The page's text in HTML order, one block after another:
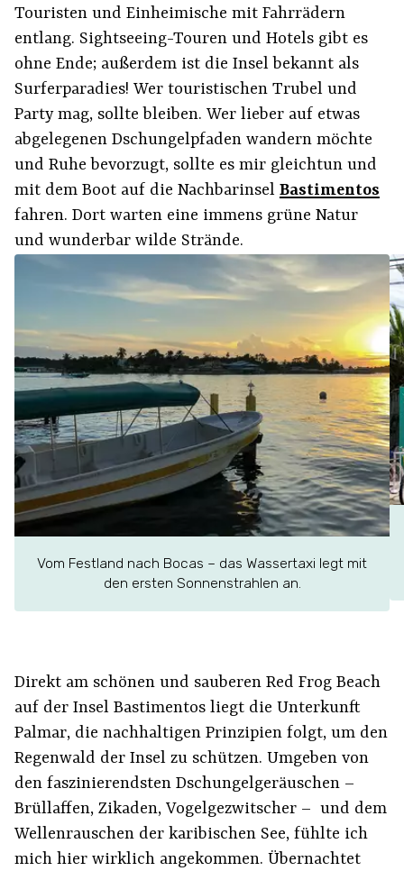
Touristen und Einheimische mit Fahrrädern
entlang. Sightseeing-Touren und Hotels gibt es
ohne Ende; außerdem ist die Insel bekannt als
Surferparadies! Wer touristischen Trubel und
Party mag, sollte bleiben. Wer lieber auf etwas
abgelegenen Dschungelpfaden wandern möchte
und Ruhe bevorzugt, sollte es mir gleichtun und
mit dem Boot auf die Nachbarinsel Bastimentos
fahren. Dort warten eine immens grüne Natur
und wunderbar wilde Strände.
Vom Festland nach Bocas – das Wassertaxi legt mit
den ersten Sonnenstrahlen an.
Direkt am schönen und sauberen Red Frog Beach
auf der Insel Bastimentos liegt die Unterkunft
Palmar, die nachhaltigen Prinzipien folgt, um den
Regenwald der Insel zu schützen. Umgeben von
den faszinierendsten Dschungelgeräuschen –
Brüllaffen, Zikaden, Vogelgezwitscher – und dem
Wellenrauschen der karibischen See, fühlte ich
mich hier wirklich angekommen. Übernachtet